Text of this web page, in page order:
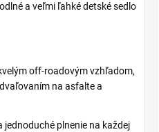
a veľmi ľahké detské sedlo
off-roadovým vzhľadom,
na asfalte a
jednoduché plnenie na každej